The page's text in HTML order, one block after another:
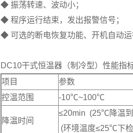
◆ 振荡转速、波动小；
◆ 程序运行结束，发出报警信号；
◆ 可选的断电恢复功能、开机自动运
DC10干式恒温器（制冷型）性能指标
项目
参数
控温范围
-10℃~100℃
降温时间
≤20min (25℃降温
(环境温度≤25℃下